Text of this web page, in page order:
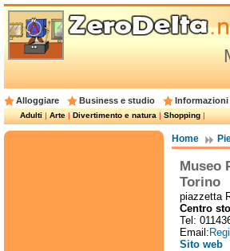
Alloggiare Business e studio Informazioni
Adulti|Arte|Divertimento e natura|Shopping|
Home
Museo
Torino
piazzetta
Centro
Tel:
Email:
Sito web